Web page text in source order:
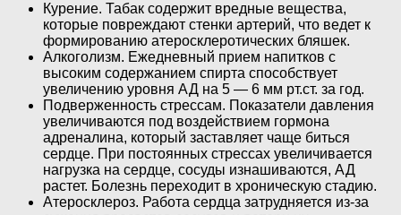
Курение. Табак содержит вредные вещества,
которые повреждают стенки артерий, что ведет к
формированию атеросклеротических бляшек.
Алкоголизм. Ежедневный прием напитков с
высоким содержанием спирта способствует
увеличению уровня АД на 5 — 6 мм рт.ст. за год.
Подверженность стрессам. Показатели давления
увеличиваются под воздействием гормона
адреналина, который заставляет чаще биться
сердце. При постоянных стрессах увеличивается
нагрузка на сердце, сосуды изнашиваются, АД
растет. Болезнь переходит в хроническую стадию.
Атеросклероз. Работа сердца затрудняется из-за